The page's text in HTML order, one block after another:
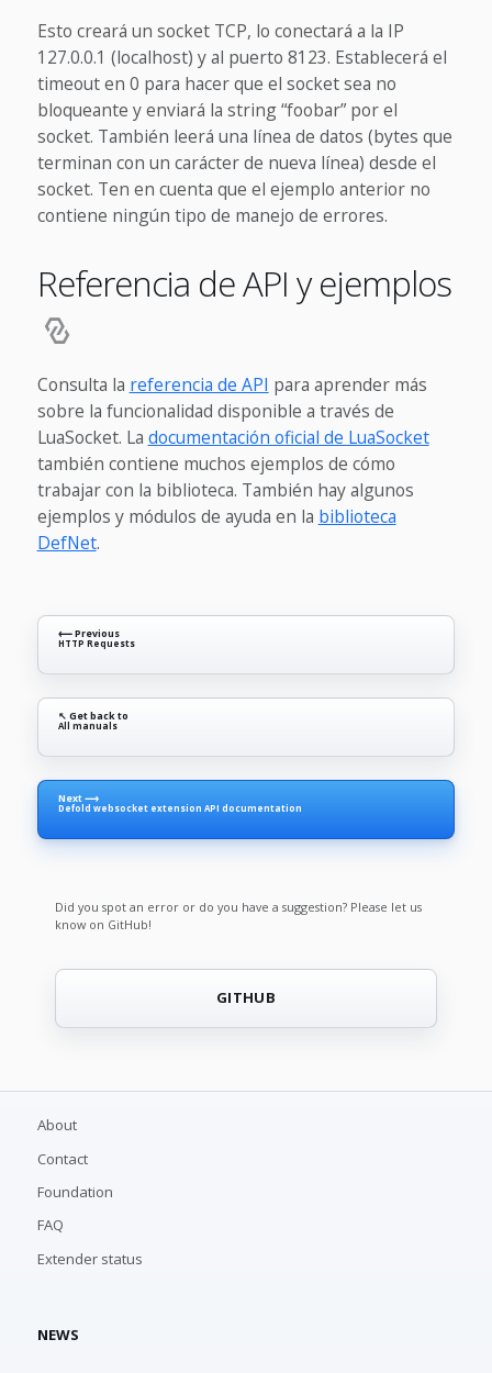
Esto creará un socket TCP, lo conectará a la IP
127.0.0.1 (localhost) y al puerto 8123. Establecerá el
timeout en 0 para hacer que el socket sea no
bloqueante y enviará la string “foobar” por el
socket. También leerá una línea de datos (bytes que
terminan con un carácter de nueva línea) desde el
socket. Ten en cuenta que el ejemplo anterior no
contiene ningún tipo de manejo de errores.
Referencia de API y ejemplos
Consulta la referencia de API para aprender más
sobre la funcionalidad disponible a través de
LuaSocket. La documentación oficial de LuaSocket
también contiene muchos ejemplos de cómo
trabajar con la biblioteca. También hay algunos
ejemplos y módulos de ayuda en la biblioteca
DefNet.
⟵ Previous
HTTP Requests
↖ Get back to
All manuals
Next ⟶
Defold websocket extension API documentation
Did you spot an error or do you have a suggestion? Please let us
know on GitHub!
GITHUB
About
Contact
Foundation
FAQ
Extender status
NEWS